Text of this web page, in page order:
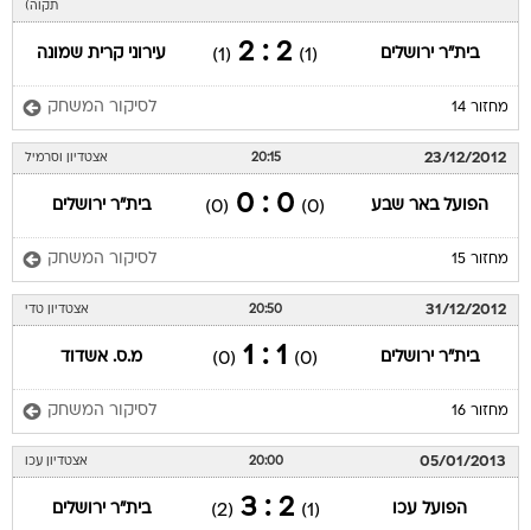
תקוה)
בית"ר ירושלים (1)
2 : 2
(1) עירוני קרית שמונה
מחזור 14 לסיקור המשחק
23/12/2012
20:15 אצטדיון וסרמיל
הפועל באר שבע (0)
0 : 0
(0) בית"ר ירושלים
מחזור 15 לסיקור המשחק
31/12/2012
20:50 אצטדיון טדי
בית"ר ירושלים (0)
1 : 1
(0) מ.ס. אשדוד
מחזור 16 לסיקור המשחק
05/01/2013
20:00 אצטדיון עכו
הפועל עכו (1)
2 : 3
(2) בית"ר ירושלים